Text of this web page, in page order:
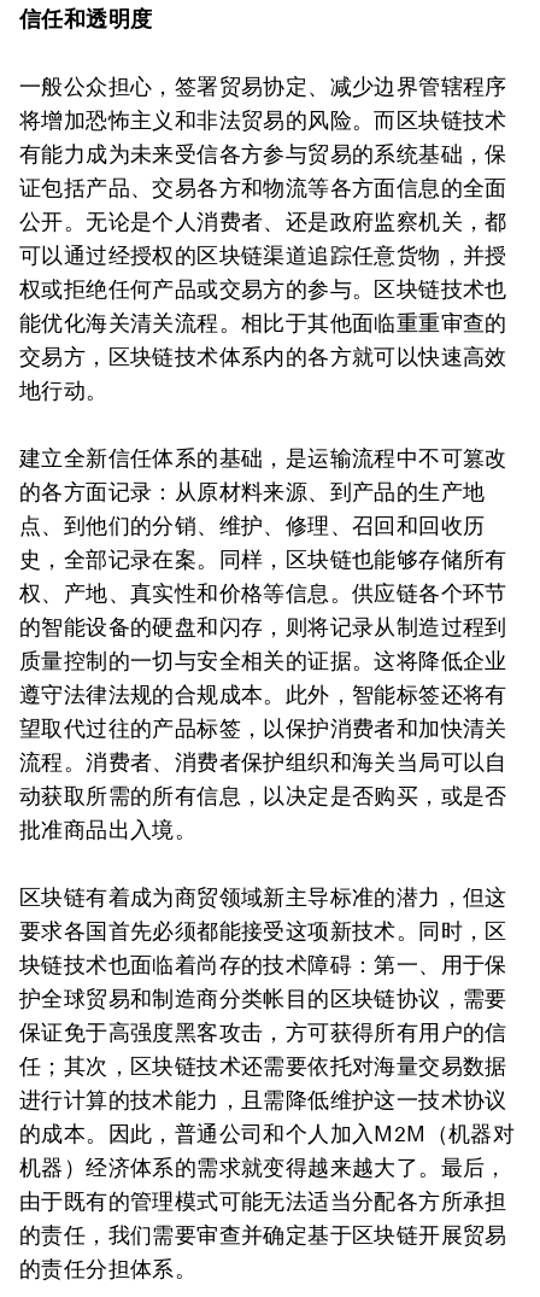
信任和透明度
一般公众担心，签署贸易协定、减少边界管辖程序
将增加恐怖主义和非法贸易的风险。而区块链技术
有能力成为未来受信各方参与贸易的系统基础，保
证包括产品、交易各方和物流等各方面信息的全面
公开。无论是个人消费者、还是政府监察机关，都
可以通过经授权的区块链渠道追踪任意货物，并授
权或拒绝任何产品或交易方的参与。区块链技术也
能优化海关清关流程。相比于其他面临重重审查的
交易方，区块链技术体系内的各方就可以快速高效
地行动。
建立全新信任体系的基础，是运输流程中不可篡改
的各方面记录：从原材料来源、到产品的生产地
点、到他们的分销、维护、修理、召回和回收历
史，全部记录在案。同样，区块链也能够存储所有
权、产地、真实性和价格等信息。供应链各个环节
的智能设备的硬盘和闪存，则将记录从制造过程到
质量控制的一切与安全相关的证据。这将降低企业
遵守法律法规的合规成本。此外，智能标签还将有
望取代过往的产品标签，以保护消费者和加快清关
流程。消费者、消费者保护组织和海关当局可以自
动获取所需的所有信息，以决定是否购买，或是否
批准商品出入境。
区块链有着成为商贸领域新主导标准的潜力，但这
要求各国首先必须都能接受这项新技术。同时，区
块链技术也面临着尚存的技术障碍：第一、用于保
护全球贸易和制造商分类帐目的区块链协议，需要
保证免于高强度黑客攻击，方可获得所有用户的信
任；其次，区块链技术还需要依托对海量交易数据
进行计算的技术能力，且需降低维护这一技术协议
的成本。因此，普通公司和个人加入M2M（机器对
机器）经济体系的需求就变得越来越大了。最后，
由于既有的管理模式可能无法适当分配各方所承担
的责任，我们需要审查并确定基于区块链开展贸易
的责任分担体系。